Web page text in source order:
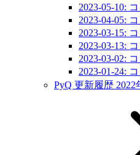
2023-05-10:
2023-04-05:
2023-03-15:
2023-03-13:
2023-03-02:
2023-01-24:
PyQ 更新履歴 2022